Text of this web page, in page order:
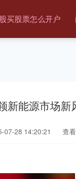
买股票怎么开户
新能源市场新
07-28 14:20:21 查